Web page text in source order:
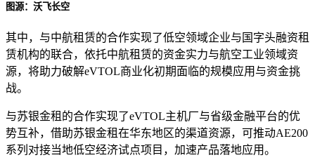
图源：沃飞长空
其中，与中航租赁的合作实现了低空领域企业与国字头融资租
赁机构的联合，依托中航租赁的资金实力与航空工业领域资
源，将助力破解eVTOL商业化初期面临的规模应用与资金挑
战。
与苏银金租的合作实现了eVTOL主机厂与省级金融平台的优
势互补，借助苏银金租在华东地区的渠道资源，可推动AE200
系列对接当地低空经济试点项目，加速产品落地应用。